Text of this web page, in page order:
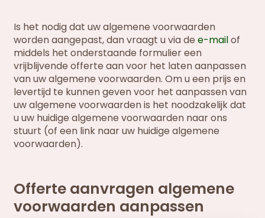
Is het nodig dat uw algemene voorwaarden
worden aangepast, dan vraagt u via dee-mailof
middels het onderstaande formulier een
vrijblijvende offerte aan voor het laten aanpassen
van uw algemene voorwaarden. Om u een prijs en
levertijd te kunnen geven voor het aanpassen van
uw algemene voorwaarden is het noodzakelijk dat
u uw huidige algemene voorwaarden naar ons
stuurt (of een link naar uw huidige algemene
voorwaarden).
Offerte aanvragen algemene
voorwaarden aanpassen